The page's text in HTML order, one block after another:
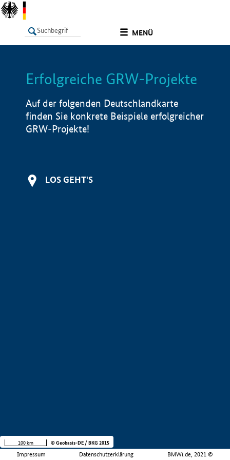
MENÜ
LISTE Info
Erfolgreiche GRW-Projekte
Auf der folgenden Deutschlandkarte
finden Sie konkrete Beispiele erfolgreicher
GRW-Projekte!
LOS GEHT'S
Impressum Datenschutzerklärung BMWi.de, 2021 ©
100 km © Geobasis-DE / BKG 2015